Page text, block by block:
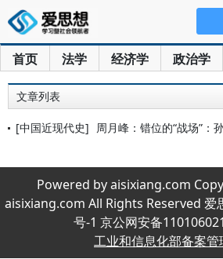
首页 法学 经济学 政治学
文章列表
[中国近现代史] 周月峰：错位的“战场”：孙中
Powered by aisixiang.com
aisixiang.com All Rights Reserved 爱
号-1 京公网安备
工业和信息化部备案管